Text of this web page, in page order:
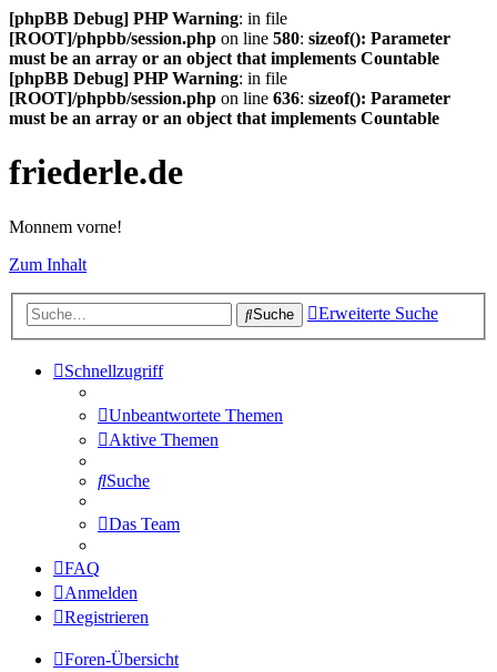
[phpBB Debug] PHP Warning: in file
[ROOT]/phpbb/session.php on line 580: sizeof(): Parameter
must be an array or an object that implements Countable
[phpBB Debug] PHP Warning: in file
[ROOT]/phpbb/session.php on line 636: sizeof(): Parameter
must be an array or an object that implements Countable
friederle.de
Monnem vorne!
Zum Inhalt
Suche Erweiterte Suche
Schnellzugriff
Unbeantwortete Themen
Aktive Themen
Suche
Das Team
FAQ
Anmelden
Registrieren
Foren-Übersicht